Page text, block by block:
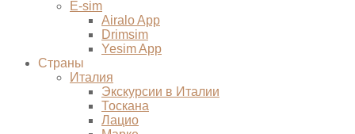
E-sim
Airalo App
Drimsim
Yesim App
Страны
Италия
Экскурсии в Италии
Тоскана
Лацио